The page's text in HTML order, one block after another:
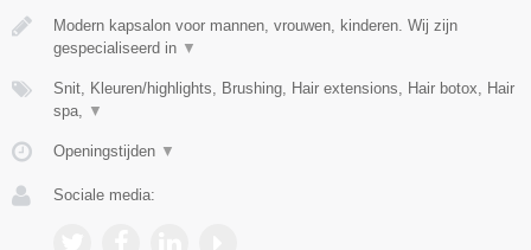
Modern kapsalon voor mannen, vrouwen, kinderen. Wij zijn
gespecialiseerd in ▼
Snit, Kleuren/highlights, Brushing, Hair extensions, Hair botox, Hair
spa,
▼
Openingstijden ▼
Sociale media: